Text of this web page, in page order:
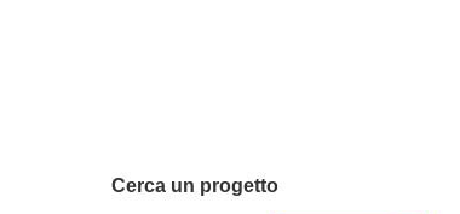
Cerca un progetto